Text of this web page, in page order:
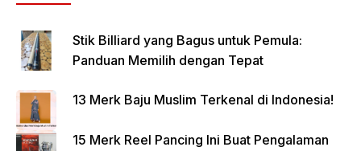
Stik Billiard yang Bagus untuk Pemula:
Panduan Memilih dengan Tepat
13 Merk Baju Muslim Terkenal di Indonesia!
15 Merk Reel Pancing Ini Buat Pengalaman